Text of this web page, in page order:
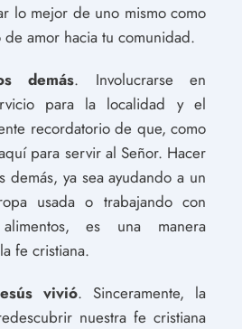
lo mejor de uno mismo como
amor hacia tu comunidad.
demás. Involucrarse en
para la localidad y el
recordatorio de que, como
para servir al Señor. Hacer
demás, ya sea ayudando a un
usada o trabajando con
es una manera
fe cristiana.
vivió. Sinceramente, la
nuestra fe cristiana